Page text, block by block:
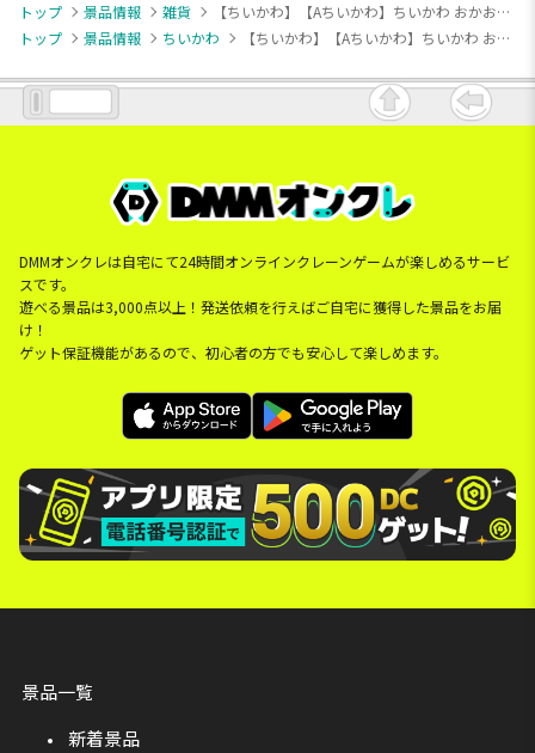
トップ 景品情報 雑貨
【ちいかわ】【Aちいかわ】ちいかわ おかおBIGボストンバッグ①
トップ
景品情報 ちいかわ 【ちいかわ】【Aちいかわ】ちいかわ おかおBIGボストンバッグ①
DMMオンクレは自宅にて24時間オンラインクレーンゲームが楽しめるサービ
スです。
遊べる景品は3,000点以上！発送依頼を行えばご自宅に獲得した景品をお届
け！
ゲット保証機能があるので、初心者の方でも安心して楽しめます。
景品一覧
新着景品